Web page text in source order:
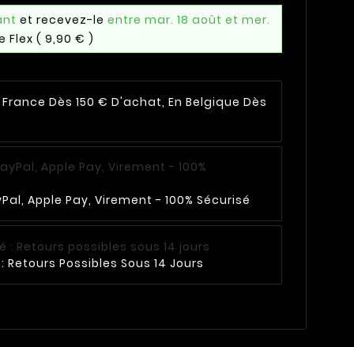
et recevez-le entre mar. 18 août et mer.
Flex ( 9,90 € )
Dès 150 € D'achat, En Belgique Dès
Apple Pay, Virement - 100% Sécurisé
Possibles Sous 14 Jours